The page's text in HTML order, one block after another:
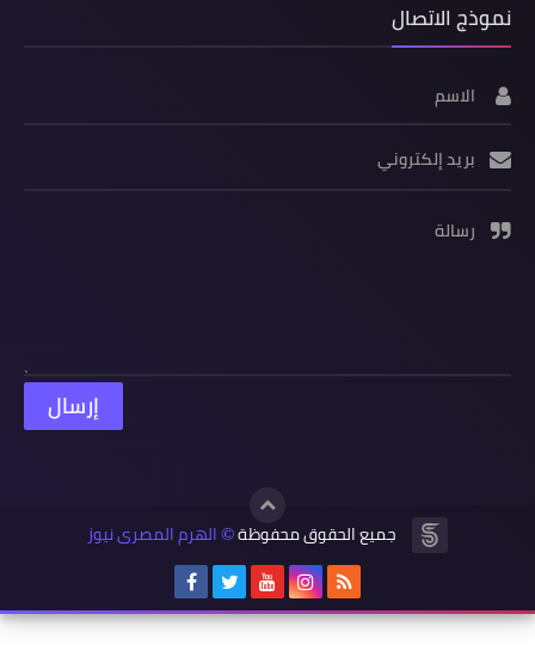
نموذج الاتصال
الاسم
بريد إلكتروني
رسالة
جميع الحقوق محفوظة© الهرم المصرى نيوز